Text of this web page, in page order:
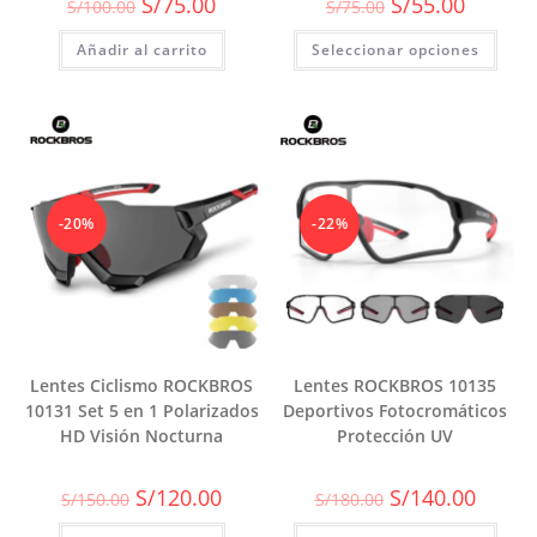
S/100.00 precio
original
era:
S/100.00.
actual
S/75.00.
Añadir al carrito
S/75.00 precio
original
era:
S/75.00.
precio
actual
es:
S/55.00.
Seleccionar opciones
-20%
Lentes Ciclismo ROCKBROS
10131 Set 5 en 1 Polarizados
HD Visión Nocturna
S/150.00 El
precio
original
S/120.00El
actual
-22%
Lentes ROCKBROS 10135
Deportivos Fotocromáticos
Protección UV
S/180.00 El
precio
original
S/140.00El
precio
actual